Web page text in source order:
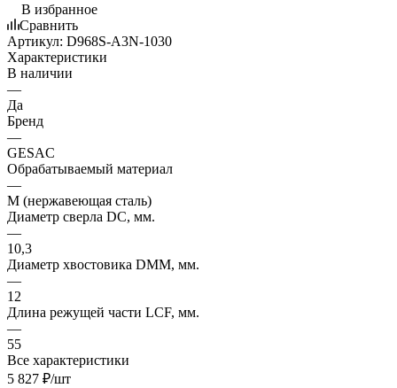
В избранное
Сравнить
Артикул: D968S-A3N-1030
Характеристики
В наличии
—
Да
Бренд
—
GESAC
Обрабатываемый материал
—
M (нержавеющая сталь)
Диаметр сверла DC, мм.
—
10,3
Диаметр хвостовика DMM, мм.
—
12
Длина режущей части LСF, мм.
—
55
Все характеристики
5 827 ₽/шт